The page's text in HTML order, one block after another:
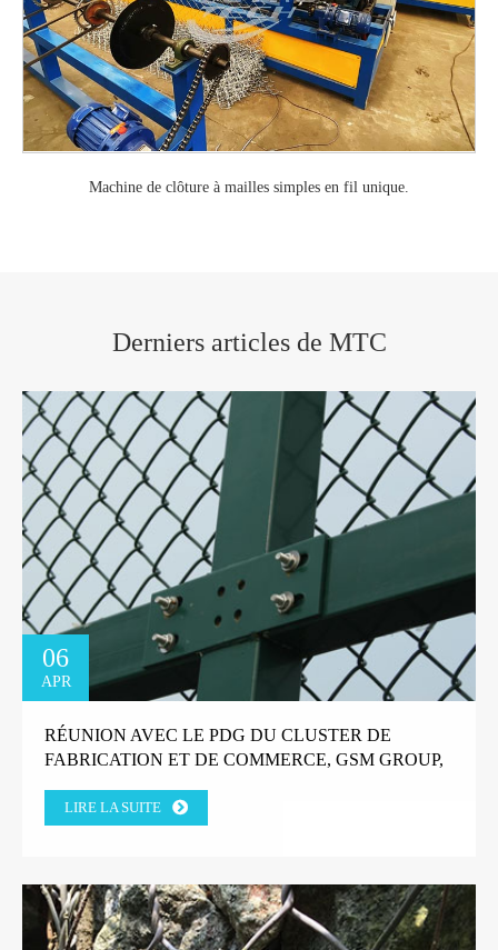
Machine de clôture à mailles simples en fil unique.
Derniers articles de MTC
06
APR
RÉUNION AVEC LE PDG DU CLUSTER DE
FABRICATION ET DE COMMERCE, GSM GROUP,
LIRE LA SUITE